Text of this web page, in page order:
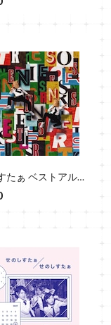
パック（6曲入
たぁ ベストアルバ
IS BEST!!